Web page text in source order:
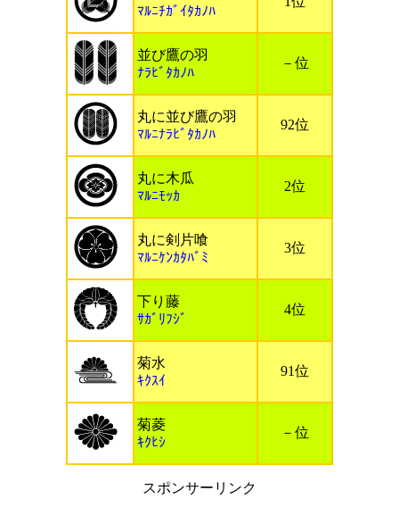
ﾏﾙﾆﾁｶﾞｲﾀｶﾉﾊ
並び鷹の羽
ﾅﾗﾋﾞﾀｶﾉﾊ
－位
丸に並び鷹の羽
ﾏﾙﾆﾅﾗﾋﾞﾀｶﾉﾊ
92位
丸に木瓜
ﾏﾙﾆﾓｯｶ
2位
丸に剣片喰
ﾏﾙﾆｹﾝｶﾀﾊﾞﾐ
3位
下り藤
ｻｶﾞﾘﾌｼﾞ
4位
菊水
ｷｸｽｲ
91位
菊菱
ｷｸﾋｼ
－位
スポンサーリンク